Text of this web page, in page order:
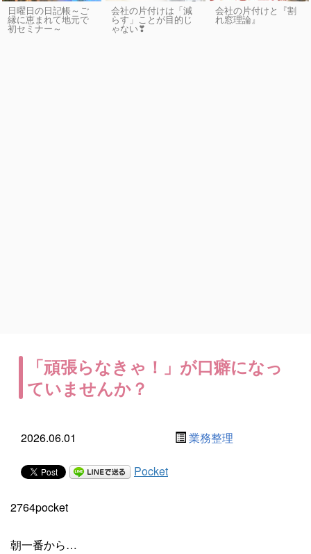
日曜日の日記帳～ご
縁に恵まれて地元で
初セミナー～
会社の片付けは「減
らす」ことが目的じ
ゃない❣
会社の片付けと『割
れ窓理論』
「頑張らなきゃ！」が口癖になっ
ていませんか？
2026.06.01 業務整理
Pocket
2764pocket
朝一番から…